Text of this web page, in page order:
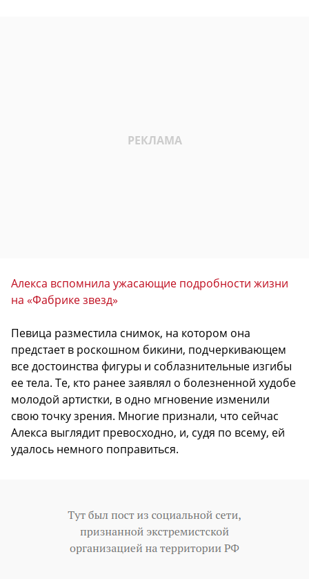
Алекса вспомнила ужасающие подробности жизни
на «Фабрике звезд»
Певица разместила снимок, на котором она
предстает в роскошном бикини, подчеркивающем
все достоинства фигуры и соблазнительные изгибы
ее тела. Те, кто ранее заявлял о болезненной худобе
молодой артистки, в одно мгновение изменили
свою точку зрения. Многие признали, что сейчас
Алекса выглядит превосходно, и, судя по всему, ей
удалось немного поправиться.